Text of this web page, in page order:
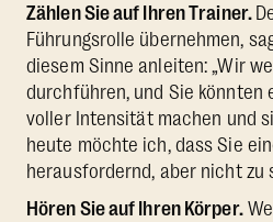
Zählen Sie auf Ihren Trainer.
Führungsrolle übernehmen,
diesem Sinne anleiten: „Wir
durchführen, und Sie könnten
voller Intensität machen und
heute möchte ich, dass Sie
herausfordernd, aber nicht zu
Hören Sie auf Ihren Körper.